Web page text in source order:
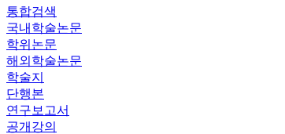
통합검색
국내학술논문
학위논문
해외학술논문
학술지
단행본
연구보고서
공개강의